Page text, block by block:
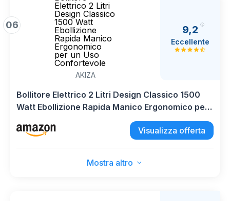
06
Elettrico 2 Litri
Design Classico
1500 Watt
Ebollizione
Rapida Manico
Ergonomico
per un Uso
Confortevole
AKIZA
9,2
Eccellente
Bollitore Elettrico 2 Litri Design Classico 1500
Watt Ebollizione Rapida Manico Ergonomico per
Visualizza offerta
Mostra altro